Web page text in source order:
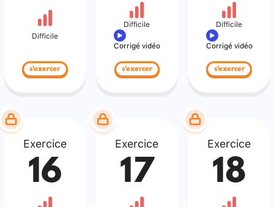
Difficile
s'exercer
Difficile
Corrigé vidéo
s'exercer
Difficile
Corrigé vidéo
s'exercer
Exercice
16
Exercice
17
Exercice
18